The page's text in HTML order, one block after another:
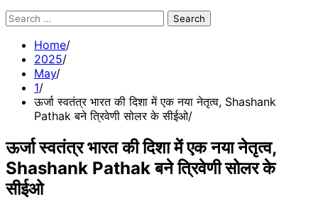
Search
Home
2025
May
1
ऊर्जा स्वतंत्र भारत की दिशा में एक नया नेतृत्व, Shashank
Pathak बने त्रिवेणी सोलर के सीईओ
ऊर्जा स्वतंत्र भारत की दिशा में एक नया नेतृत्व,
Shashank Pathak बने त्रिवेणी सोलर के
सीईओ